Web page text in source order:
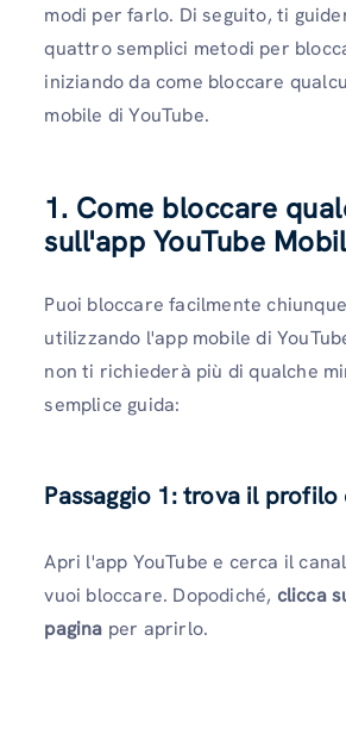
modi per farlo. Di seguito, ti
quattro semplici metodi per
iniziando da come bloccare
mobile di YouTube.
1. Come bloccare
sull'app YouTube
Puoi bloccare facilmente
utilizzando l'app mobile di
non ti richiederà più di qualche
semplice guida:
Passaggio 1: trova il
Apri l'app YouTube e cerca il
vuoi bloccare. Dopodiché, clicca
pagina per aprirlo.